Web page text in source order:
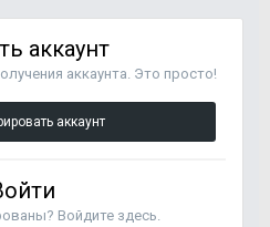
аккаунт
аккаунта. Это просто!
аккаунт
Войдите здесь.